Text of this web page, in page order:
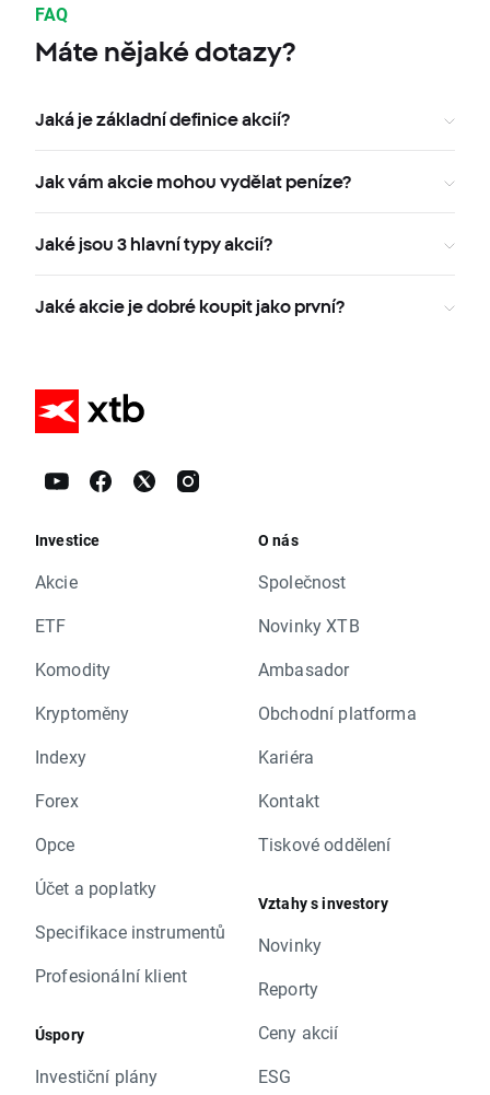
FAQ
Máte nějaké dotazy?
Jaká je základní definice akcií?
Jak vám akcie mohou vydělat peníze?
Jaké jsou 3 hlavní typy akcií?
Jaké akcie je dobré koupit jako první?
Investice
Akcie
ETF
Komodity
Kryptoměny
Indexy
Forex
Opce
Účet a poplatky
Specifikace instrumentů
Profesionální klient
Úspory
Investiční plány
O nás
Společnost
Novinky XTB
Ambasador
Obchodní platforma
Kariéra
Kontakt
Tiskové oddělení
Vztahy s investory
Novinky
Reporty
Ceny akcií
ESG